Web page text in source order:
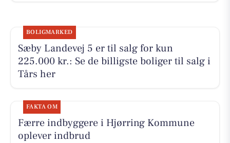
BOLIGMARKED
Sæby Landevej 5 er til salg for kun
225.000 kr.: Se de billigste boliger til salg i
Tårs her
FAKTA OM
Færre indbyggere i Hjørring Kommune
oplever indbrud